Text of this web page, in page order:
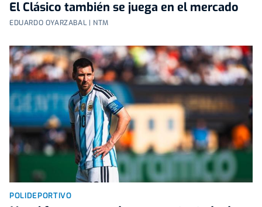
El Clásico también se juega en el mercado
EDUARDO OYARZABAL | NTM
POLIDEPORTIVO